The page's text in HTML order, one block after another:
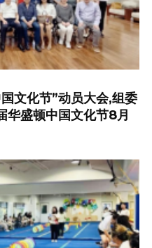
文化节”动员大会,组委
盛顿中国文化节8月